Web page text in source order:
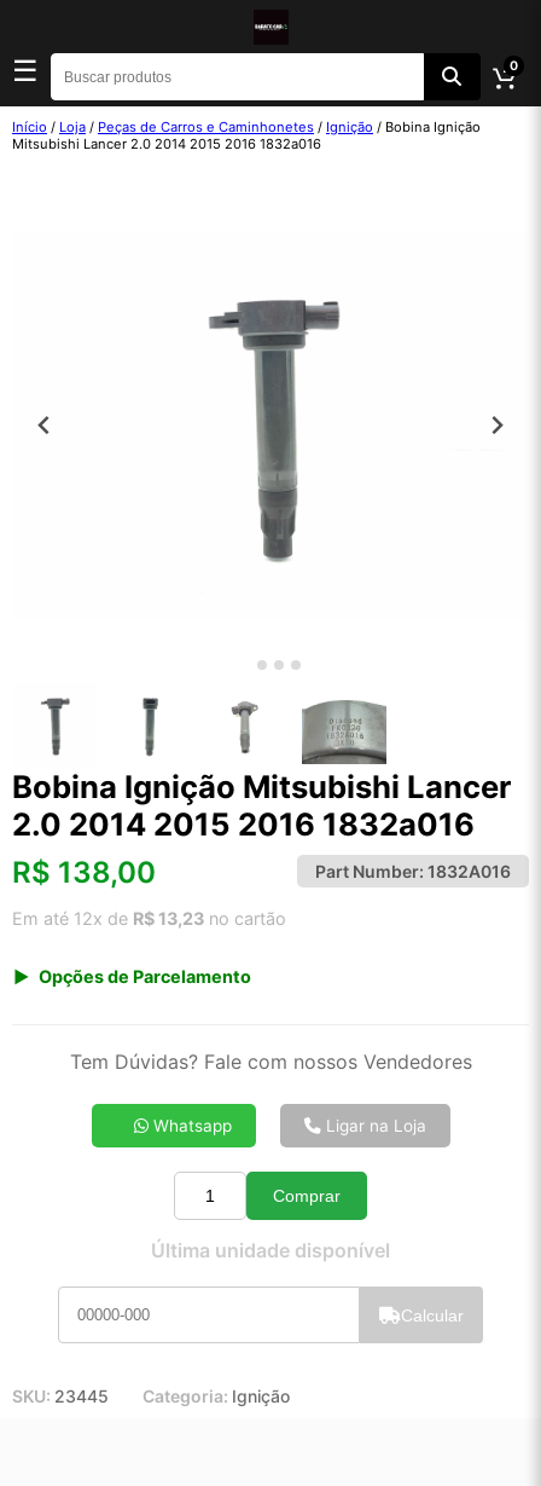
☰ 0
Início / Loja / Peças de Carros e Caminhonetes / Ignição / Bobina Ignição
Mitsubishi Lancer 2.0 2014 2015 2016 1832a016
Bobina Ignição Mitsubishi Lancer
2.0 2014 2015 2016 1832a016
R$ 138,00 Part Number: 1832A016
Em até 12x de R$ 13,23 no cartão
Opções de Parcelamento
2x de R$ 73,97
4x de R$ 37,52
5x de R$ 30,22
10x de R$ 15,64
11x de R$ 14,36
Tem Dúvidas? Fale com nossos Vendedores
Whatsapp Ligar na Loja
Quantidade
Comprar
Última unidade disponível
Calcular
SKU: 23445 Categoria: Ignição